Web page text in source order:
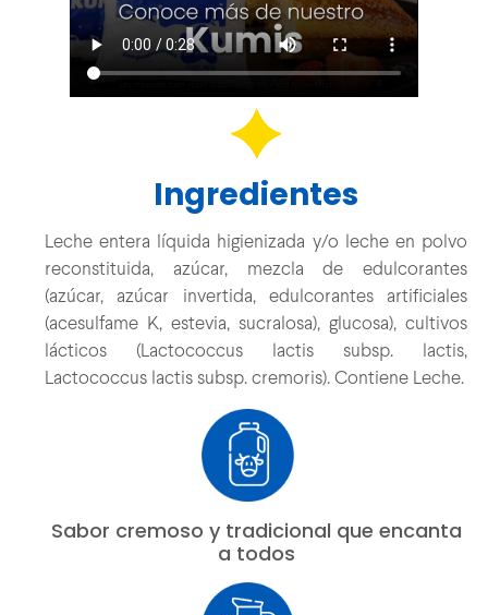
Ingredientes
Leche entera líquida higienizada y/o leche en polvo
reconstituida, azúcar, mezcla de edulcorantes
(azúcar, azúcar invertida, edulcorantes artificiales
(acesulfame K, estevia, sucralosa), glucosa), cultivos
lácticos (Lactococcus lactis subsp. lactis,
Lactococcus lactis subsp. cremoris). Contiene Leche.
Sabor cremoso y tradicional que encanta
a todos